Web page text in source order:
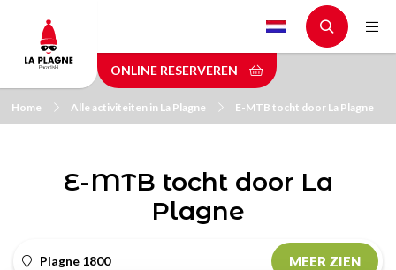
main
content
ONLINE RESERVEREN
Home Alle activiteiten in La Plagne E-MTB tocht door La Plagne
E-MTB tocht door La
Plagne
Plagne 1800 MEER ZIEN